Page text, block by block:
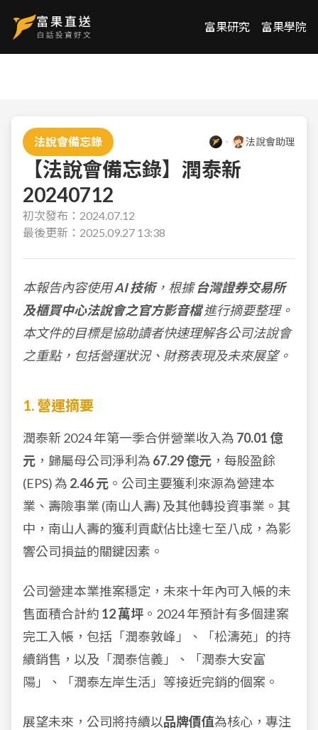
富果研究 富果學院
法說會備忘錄 法說會助理
【法說會備忘錄】潤泰新
20240712
初次發布： 2024.07.12
最後更新： 2025.09.27 13:38
本報告內容使用AI 技術，根據台灣證券交易所
及櫃買中心法說會之官方影音檔進行摘要整理。
本文件的目標是協助讀者快速理解各公司法說會
之重點，包括營運狀況、財務表現及未來展望。
1. 營運摘要
潤泰新 2024 年第一季合併營業收入為 70.01 億
元 ，歸屬母公司淨利為 67.29 億元 ，每股盈餘
(EPS) 為 2.46 元 。公司主要獲利來源為營建本
業、壽險事業 (南山人壽) 及其他轉投資事業。其
中，南山人壽的獲利貢獻佔比達七至八成，為影
響公司損益的關鍵因素。
公司營建本業推案穩定，未來十年內可入帳的未
售面積合計約 12 萬坪 。2024 年預計有多個建案
完工入帳，包括「潤泰敦峰」、「松濤苑」的持
續銷售，以及「潤泰信義」、「潤泰大安富
陽」、「潤泰左岸生活」等接近完銷的個案。
展望未來，公司將持續以品牌價值為核心，專注